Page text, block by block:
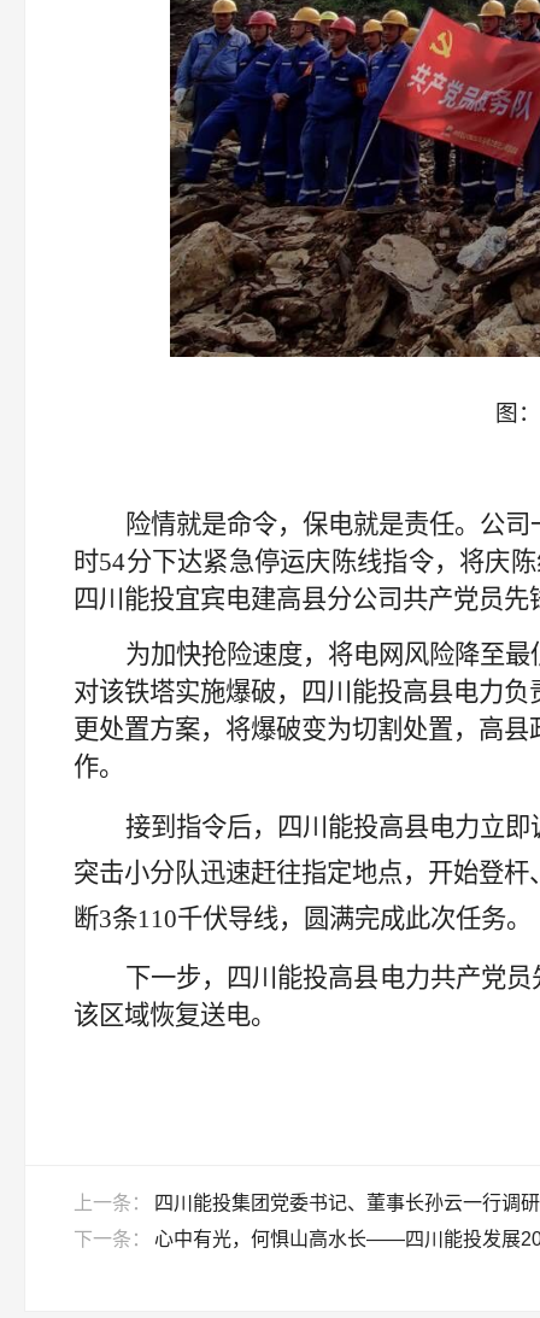
图
险情就是命令，保电就是责任。公司
时54分下达紧急停运庆陈线指令，将庆
四川能投宜宾电建高县分公司共产党员先
为加快抢险速度，将电网风险降至最
对该铁塔实施爆破，
四川能投高县电力
更处置方案，将爆破变为切割处置， 高县
作。
接到指令后，四川能投高县电力立即
突击小分队迅速赶往指定地点，开始登杆
断3条110千伏导线， 圆满完成此次任务。
下一步， 四川能投高县电力共产党
该区域恢复送电。
上一条：
四川能投集团党委书记、董事长孙云一行调
下一条：
心中有光，何惧山高水长——四川能投发展